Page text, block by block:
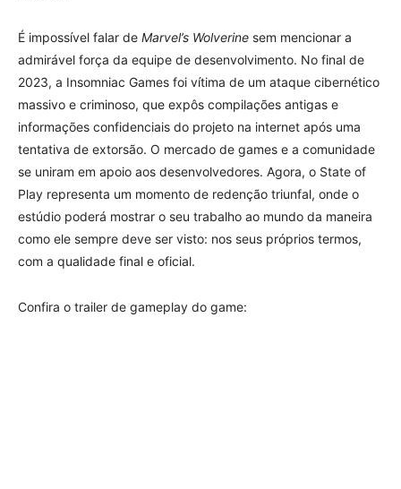
É impossível falar de Marvel’s Wolverine sem mencionar a
admirável força da equipe de desenvolvimento. No final de
2023, a Insomniac Games foi vítima de um ataque cibernético
massivo e criminoso, que expôs compilações antigas e
informações confidenciais do projeto na internet após uma
tentativa de extorsão. O mercado de games e a comunidade
se uniram em apoio aos desenvolvedores. Agora, o State of
Play representa um momento de redenção triunfal, onde o
estúdio poderá mostrar o seu trabalho ao mundo da maneira
como ele sempre deve ser visto: nos seus próprios termos,
com a qualidade final e oficial.
Confira o trailer de gameplay do game: